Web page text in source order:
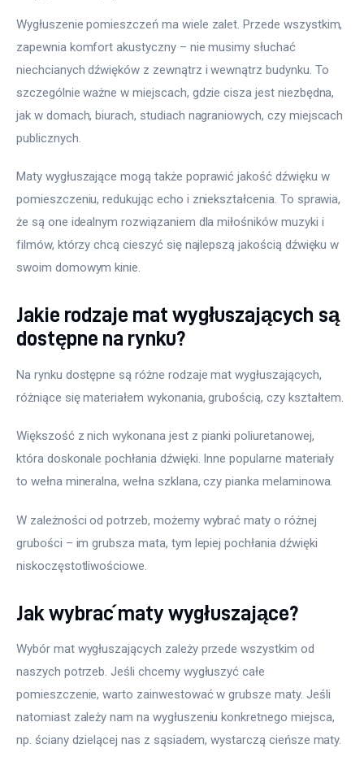
Wygłuszenie pomieszczeń ma wiele zalet. Przede wszystkim,
zapewnia komfort akustyczny – nie musimy słuchać
niechcianych dźwięków z zewnątrz i wewnątrz budynku. To
szczególnie ważne w miejscach, gdzie cisza jest niezbędna,
jak w domach, biurach, studiach nagraniowych, czy miejscach
publicznych.
Maty wygłuszające mogą także poprawić jakość dźwięku w
pomieszczeniu, redukując echo i zniekształcenia. To sprawia,
że są one idealnym rozwiązaniem dla miłośników muzyki i
filmów, którzy chcą cieszyć się najlepszą jakością dźwięku w
swoim domowym kinie.
Jakie rodzaje mat wygłuszających są
dostępne na rynku?
Na rynku dostępne są różne rodzaje mat wygłuszających,
różniące się materiałem wykonania, grubością, czy kształtem.
Większość z nich wykonana jest z pianki poliuretanowej,
która doskonale pochłania dźwięki. Inne popularne materiały
to wełna mineralna, wełna szklana, czy pianka melaminowa.
W zależności od potrzeb, możemy wybrać maty o różnej
grubości – im grubsza mata, tym lepiej pochłania dźwięki
niskoczęstotliwościowe.
Jak wybrać maty wygłuszające?
Wybór mat wygłuszających zależy przede wszystkim od
naszych potrzeb. Jeśli chcemy wygłuszyć całe
pomieszczenie, warto zainwestować w grubsze maty. Jeśli
natomiast zależy nam na wygłuszeniu konkretnego miejsca,
np. ściany dzielącej nas z sąsiadem, wystarczą cieńsze maty.